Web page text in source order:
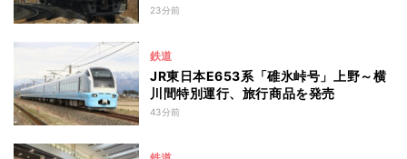
23分前
鉄道
JR東日本E653系「碓氷峠号」上野～横
川間特別運行、旅行商品を発売
43分前